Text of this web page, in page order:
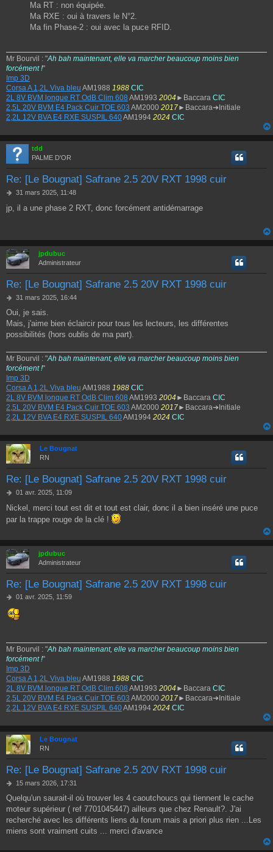
Ma RT : non équipée.
Ma RXE : oui à travers le N°2.
Ma fin Phase-2 : oui avec la puce RFID.
Mr Bourvil : "Ah bah maintenant, elle va marcher beaucoup moins bien
forcément !"
Imp 3D
Corsa A 1,2L Viva bleu AM1988 1988 CIC
2L 8V BVM longue RT OdB Clim 608 AM1993 2004 ►Baccara CIC
2,5L 20V BVM E4 Pack Cuir TOE 603 AM2000 2017►Baccara➔Initiale
2,2L 12V BVA E4 RXE SUSPIL 640AM1994 2024 CIC
tdd
PALME D'OR
Re: [Le Bougnat] Safrane 2.5 20V RXT 1998 cuir
M
s
e
31 mars 2025, 11:48
jp, il a une phase 2 RXT, donc forcément antidémarrage
jpdubuc
Administrateur
Re: [Le Bougnat] Safrane 2.5 20V RXT 1998 cuir
M
s
s
a
e
31 mars 2025, 16:44
Oui, je sais.
Mais, j'aime bien éclaircir pour tous les lecteurs, les différentes
possibilités (hors oublis de ma part).
Mr Bourvil : "Ah bah maintenant, elle va marcher beaucoup moins bien
forcément !"
Imp 3D
Corsa A 1,2L Viva bleu AM1988 1988 CIC
2L 8V BVM longue RT OdB Clim 608 AM1993 2004 ►Baccara CIC
2,5L 20V BVM E4 Pack Cuir TOE 603 AM2000 2017►Baccara➔Initiale
2,2L 12V BVA E4 RXE SUSPIL 640AM1994 2024 CIC
Le Bougnat
RN
Re: [Le Bougnat] Safrane 2.5 20V RXT 1998 cuir
M
s
s
e
01 avr. 2025, 11:09
Nickel, merci tout est dit et tout est clair, donc il a bien inséré une puce
par la trappe rouge de la clé !
jpdubuc
Administrateur
Re: [Le Bougnat] Safrane 2.5 20V RXT 1998 cuir
M
s
g
e
01 avr. 2025, 11:59
Mr Bourvil : "Ah bah maintenant, elle va marcher beaucoup moins bien
forcément !"
Imp 3D
Corsa A 1,2L Viva bleu AM1988 1988 CIC
2L 8V BVM longue RT OdB Clim 608 AM1993 2004 ►Baccara CIC
2,5L 20V BVM E4 Pack Cuir TOE 603 AM2000 2017►Baccara➔Initiale
2,2L 12V BVA E4 RXE SUSPIL 640AM1994 2024 CIC
Le Bougnat
RN
Re: [Le Bougnat] Safrane 2.5 20V RXT 1998 cuir
M
s
s
a
g
15 mars 2026, 17:31
Quelqu'un saurait-il où trouver les 4 caoutchoucs qui tiennent le cache
moteur supérieur ( ref 7701045447) ailleurs que chez Renault?. J'ai
recherché avec les différents liens du forum mais a priori plus rien ...Les
miens sont vraiment cuits ... merci d'avance